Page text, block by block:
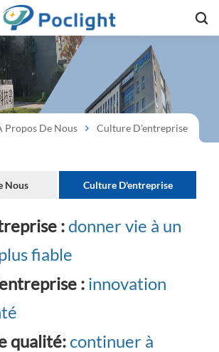
Propos De Nous Culture D'entreprise
Nous Culture D'entreprise
:donner vie à un
fiable
:innovation
qualité:continuer à